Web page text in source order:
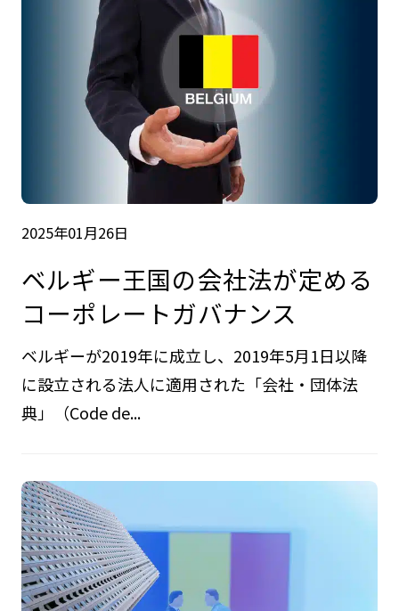
2025年01月26日
ベルギー王国の会社法が定める
コーポレートガバナンス
ベルギーが2019年に成立し、2019年5月1日以降
に設立される法人に適用された「会社・団体法
典」（Code de...